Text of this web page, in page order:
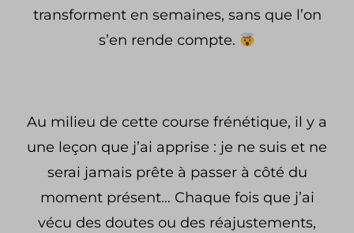
transforment en semaines, sans que l’on
s’en rende compte.
Au milieu de cette course frénétique, il y a
une leçon que j’ai apprise : je ne suis et ne
serai jamais prête à passer à côté du
moment présent… Chaque fois que j’ai
vécu des doutes ou des réajustements,